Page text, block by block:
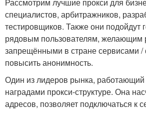
специалистов, арбитражников,
тестировщиков. Также они подойдут
рядовым пользователям, желающим
запрещёнными в стране сервисами /
повысить анонимность.
Один из лидеров рынка, работающий
наградами прокси-структуре. Она
адресов, позволяет подключаться к